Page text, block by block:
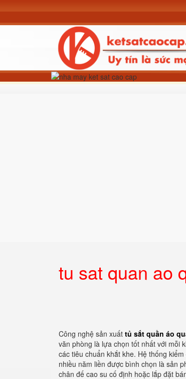
tu sat quan ao
Công nghệ sản xuất tủ sắt quần áo
văn phòng là lựa chọn tốt nhất với mỗi
các tiêu chuẩn khắt khe. Hệ thống
nhiều năm liền được bình chọn là sản
chân đế cao su cố định hoặc lắp đặt